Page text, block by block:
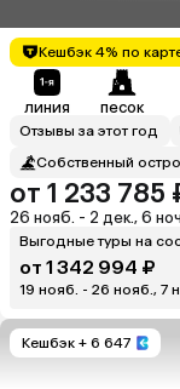
Кешбэк 4% по
линия песок
Отзывы за этот год
Собственный
от 1 233 785
26 нояб. - 2 дек., 6
Выгодные туры на
от 1 342 994 ₽
19 нояб. - 26 нояб., 7
Кешбэк + 6 647